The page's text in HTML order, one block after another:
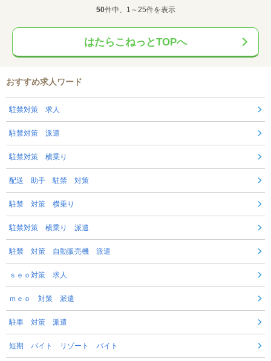
50件中、1～25件を表示
はたらこねっとTOPへ
おすすめ求人ワード
駐禁対策 求人
駐禁対策 派遣
駐禁対策 横乗り
配送 助手 駐禁 対策
駐禁 対策 横乗り
駐禁対策 横乗り 派遣
駐禁 対策 自動販売機 派遣
ｓｅｏ対策 求人
ｍｅｏ 対策 派遣
駐車 対策 派遣
短期 バイト リゾート バイト